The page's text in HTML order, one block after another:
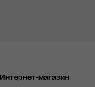
Интернет-магазин